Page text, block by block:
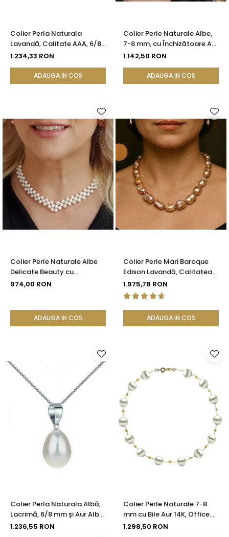
Colier Perla Naturala
Lavandă, Calitate AAA, 6/8
mm și Aur 14K (aur 585) |
1.234,33 RON
ADAUGA IN COS
Colier Perle Naturale Albe,
7-8 mm, cu Închizătoare Aur
14K (aur 585) | KASKADDA®
1.142,50 RON
ADAUGA IN COS
Colier Perle Naturale Albe
Delicate Beauty cu
Închizătoare Argint |
974,00 RON
ADAUGA IN COS
Colier Perle Mari Baroque
Edison Lavandă, Calitatea
AAA, Aur 14K | KASKADDA®
1.975,78 RON
ADAUGA IN COS
Colier Perla Naturala Albă,
Lacrimă, 6/8 mm și Aur Alb
14K (aur 585) | KASKADDA®
1.236,55 RON
Colier Perle Naturale 7-8
mm cu Bile Aur 14K, Office
Elegant | KASKADDA®
1.298,50 RON